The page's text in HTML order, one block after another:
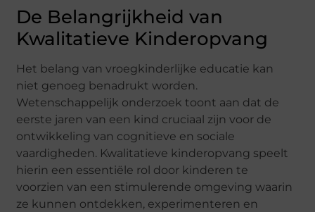
De Belangrijkheid van
Kwalitatieve Kinderopvang
Het belang van vroegkinderlijke educatie kan
niet genoeg benadrukt worden.
Wetenschappelijk onderzoek toont aan dat de
eerste jaren van een kind cruciaal zijn voor de
ontwikkeling van cognitieve en sociale
vaardigheden. Kwalitatieve kinderopvang speelt
hierin een essentiële rol door kinderen te
voorzien van een stimulerende omgeving waarin
ze kunnen ontdekken, experimenteren en